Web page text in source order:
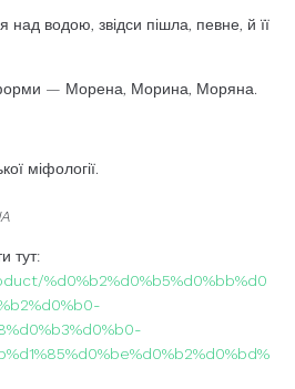
над водою, звідси пішла, певне, й її
форми — Морена, Морина, Моряна.
міфології.
тут:
%d0%b2%d0%b5%d0%bb%d0